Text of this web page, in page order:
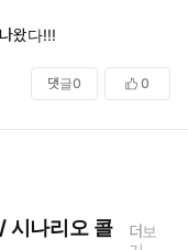
왔다!!!
댓글0 0
시나리오 콜
더보